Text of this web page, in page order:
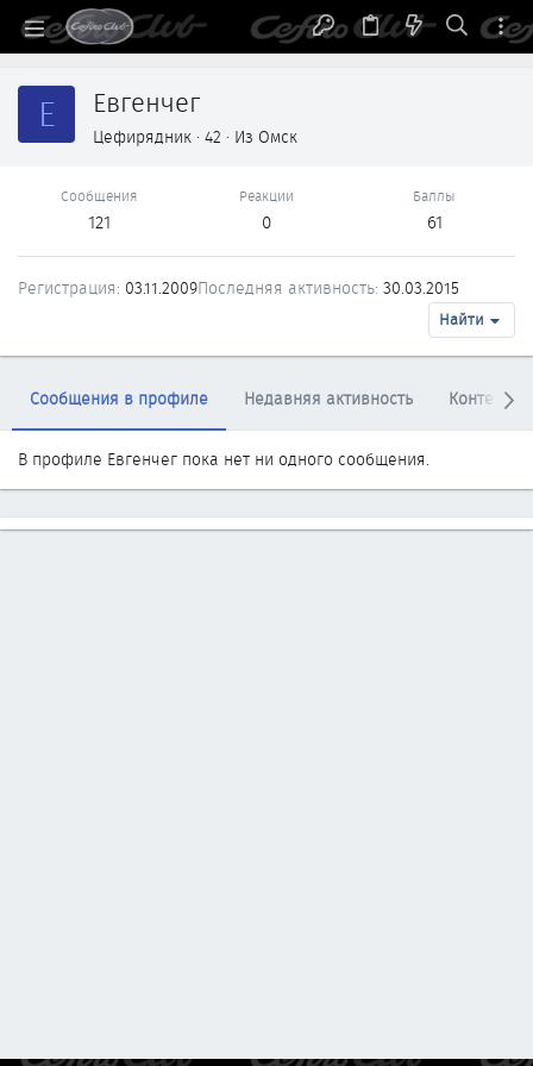
Е Евгенчег
Цефирядник · 42 · Из Омск
Сообщения
121
Реакции
0
Баллы
61
Регистрация 03.11.2009Последняя активность 30.03.2015
Найти
Сообщения в профиле Недавняя активность Контент
В профиле Евгенчег пока нет ни одного сообщения.